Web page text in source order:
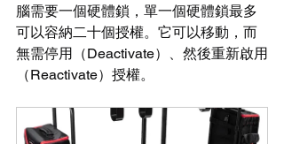
腦需要一個硬體鎖，單一個硬體鎖最多
可以容納二十個授權。它可以移動，而
無需停用（Deactivate）、然後重新啟用
（Reactivate）授權。